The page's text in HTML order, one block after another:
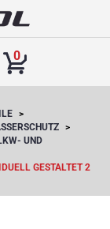
0
UND
GESTALTET 2